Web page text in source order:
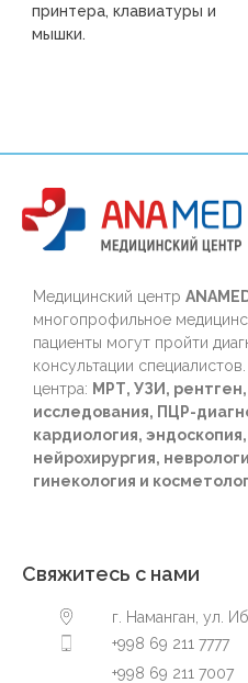
принтера, клавиатуры и
мышки.
Медицинский центр
многопрофильное
пациенты могут пройти
консультации
центра: МРТ, УЗИ,
исследования, ПЦР-
кардиология,
нейрохирургия,
гинекология и
Свяжитесь с нами
г. Наманган, ул.
+998 69 211 7777
+998 69 211 7007